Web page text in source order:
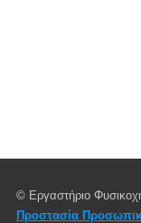
© Εργαστήριο
Προστασία